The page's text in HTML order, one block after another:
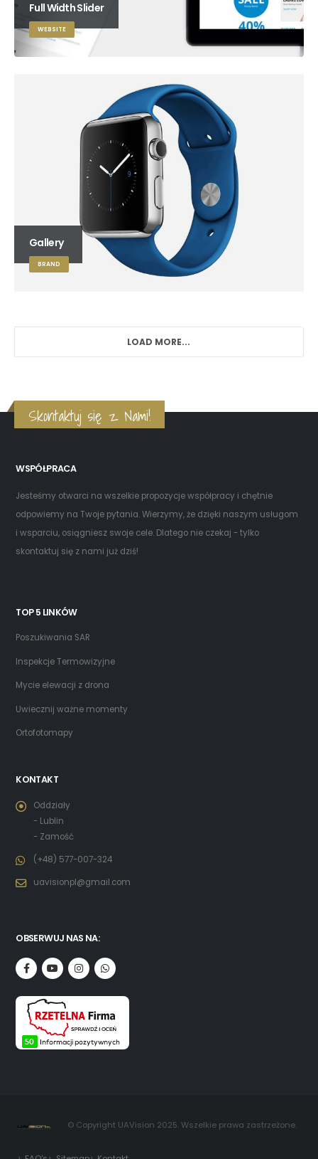
Full Width Slider
WEBSITE
Gallery
BRAND
LOAD MORE...
Skontaktuj się z Nami!
WSPÓŁPRACA
Jesteśmy otwarci na wszelkie propozycje współpracy i chętnie
odpowiemy na Twoje pytania. Wierzymy, że dzięki naszym usługom
i wsparciu, osiągniesz swoje cele. Dlatego nie czekaj - tylko
skontaktuj się z nami już dziś!
TOP 5 LINKÓW
Poszukiwania SAR
Inspekcje Termowizyjne
Mycie elewacji z drona
Uwiecznij ważne momenty
Ortofotomapy
KONTAKT
Oddziały
- Lublin
- Zamość
(+48) 577-007-324
uavisionpl@gmail.com
OBSERWUJ NAS NA:
© Copyright UAVision 2025. Wszelkie prawa zastrzeżone.